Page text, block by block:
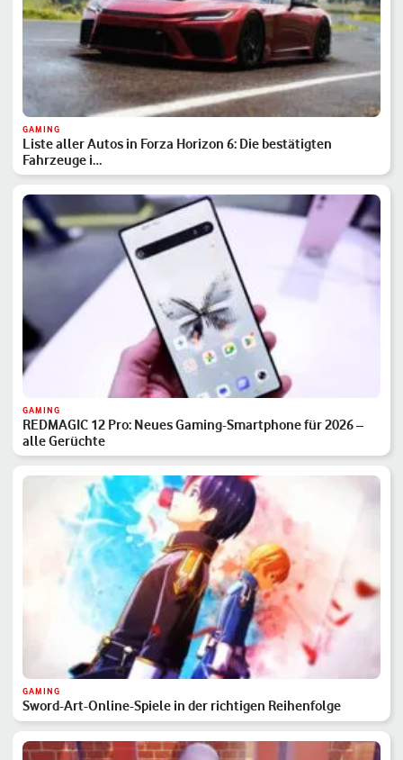
GAMING
Liste aller Autos in Forza Horizon 6: Die bestätigten
Fahrzeuge i…
GAMING
REDMAGIC 12 Pro: Neues Gaming-Smartphone für 2026 –
alle Gerüchte
GAMING
Sword-Art-Online-Spiele in der richtigen Reihenfolge